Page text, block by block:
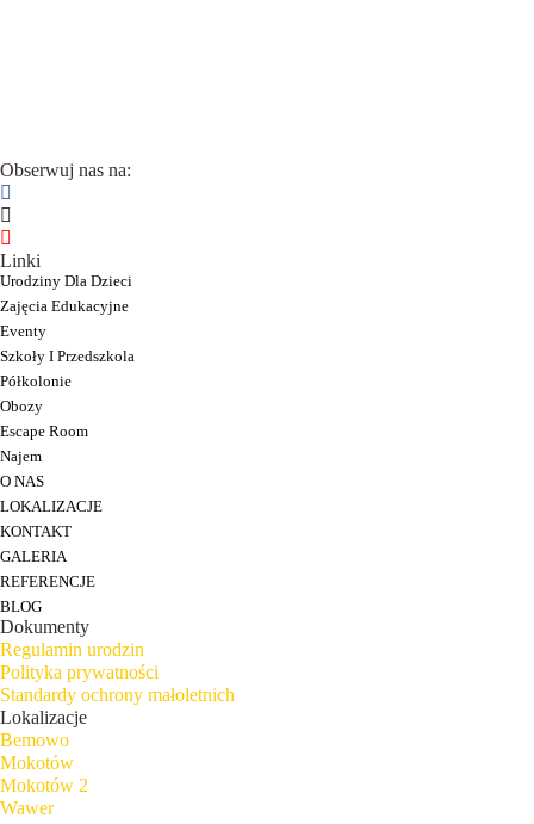
Obserwuj nas na:
Linki
Urodziny Dla Dzieci
Zajęcia Edukacyjne
Eventy
Szkoły I Przedszkola
Półkolonie
Obozy
Escape Room
Najem
O NAS
LOKALIZACJE
KONTAKT
GALERIA
REFERENCJE
BLOG
Dokumenty
Regulamin urodzin
Polityka prywatności
Standardy ochrony małoletnich
Lokalizacje
Bemowo
Mokotów
Mokotów 2
Wawer